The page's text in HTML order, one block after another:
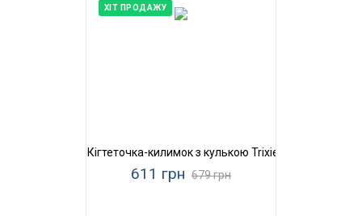
ХІТ ПРОДАЖУ
Кігтеточка-килимок з кулькою Trixie
611 грн 679 грн